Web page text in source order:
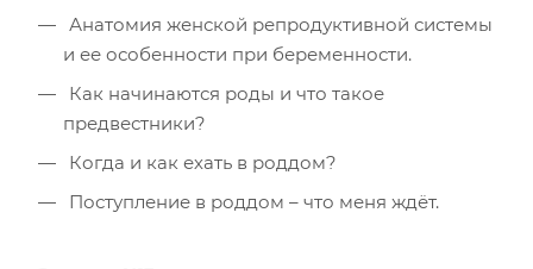
Анатомия женской репродуктивной системы
и ее особенности при беременности.
Как начинаются роды и что такое
предвестники?
Когда и как ехать в роддом?
Поступление в роддом – что меня ждёт.